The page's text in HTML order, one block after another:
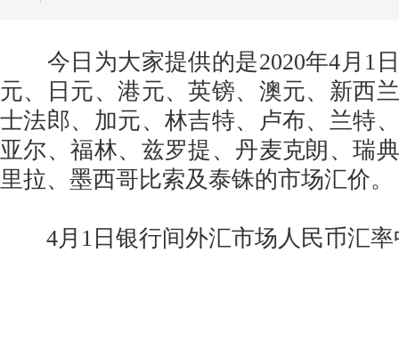
今日为大家提供的是2020年4月1
元、日元、港元、英镑、澳元、新西
士法郎、加元、林吉特、卢布、兰特
亚尔、福林、兹罗提、丹麦克朗、瑞
里拉、墨西哥比索及泰铢的市场汇价。
4月1日银行间外汇市场人民币汇率